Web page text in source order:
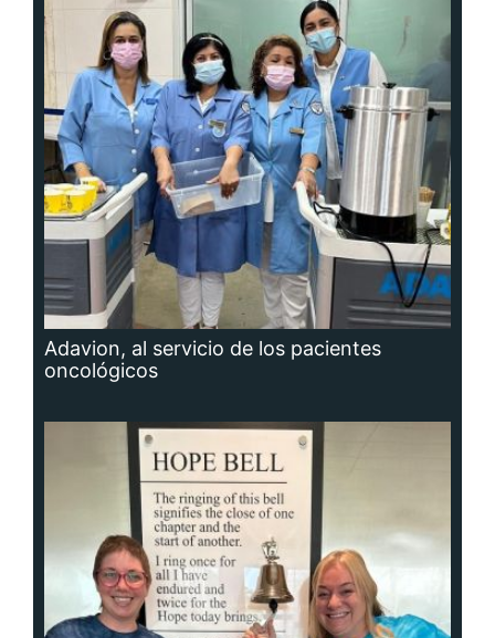
Adavion, al servicio de los pacientes
oncológicos